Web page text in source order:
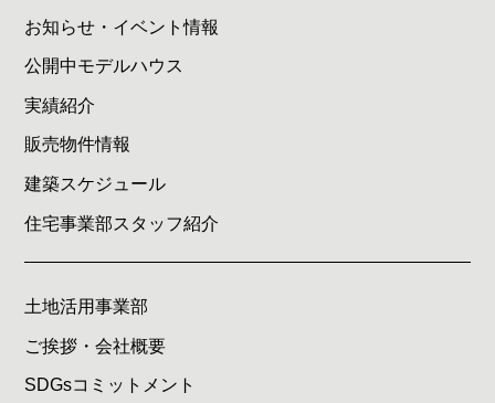
お知らせ・イベント情報
公開中モデルハウス
実績紹介
販売物件情報
建築スケジュール
住宅事業部スタッフ紹介
土地活用事業部
ご挨拶・会社概要
SDGsコミットメント